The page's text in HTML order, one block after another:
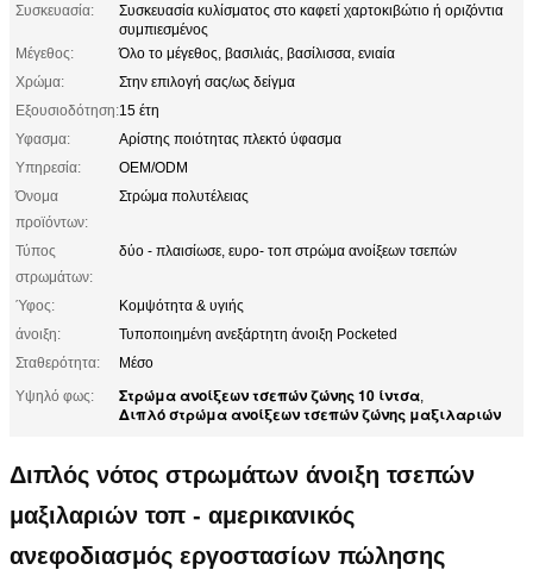
Συσκευασία:
Συσκευασία κυλίσματος στο καφετί χαρτοκιβώτιο ή οριζόντια
συμπιεσμένος
Μέγεθος:
Όλο το μέγεθος, βασιλιάς, βασίλισσα, ενιαία
Χρώμα:
Στην επιλογή σας/ως δείγμα
Εξουσιοδότηση:15 έτη
Υφασμα:
Αρίστης ποιότητας πλεκτό ύφασμα
Υπηρεσία:
OEM/ODM
Όνομα
προϊόντων:
Στρώμα πολυτέλειας
Τύπος
στρωμάτων:
δύο - πλαισίωσε, ευρο- τοπ στρώμα ανοίξεων τσεπών
Ύφος:
Κομψότητα & υγιής
άνοιξη:
Τυποποιημένη ανεξάρτητη άνοιξη Pocketed
Σταθερότητα:
Μέσο
Υψηλό φως:
Στρώμα ανοίξεων τσεπών ζώνης 10 ίντσα,
Διπλό στρώμα ανοίξεων τσεπών ζώνης μαξιλαριών
Διπλός νότος στρωμάτων άνοιξη τσεπών
μαξιλαριών τοπ - αμερικανικός
ανεφοδιασμός εργοστασίων πώλησης